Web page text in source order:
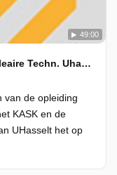
49:00
Landschapsarchitect. Kask Vs. Nucleaire Techn. Uhasselt
van de opleiding
KASK en de
UHasselt het op